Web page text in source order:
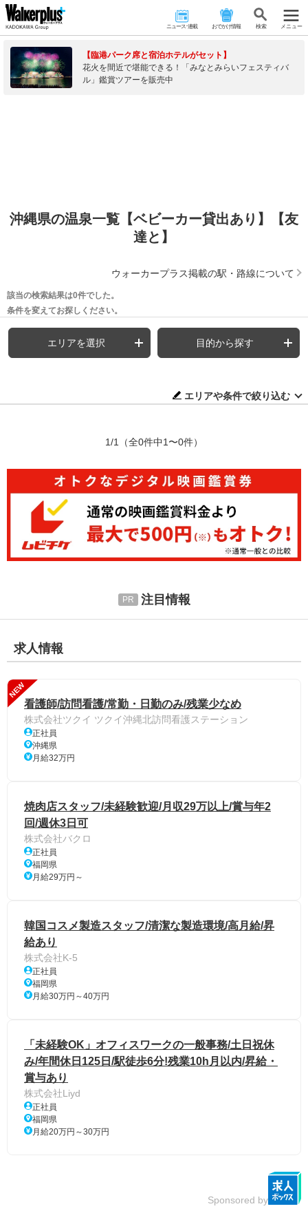
ニュース･連載 おでかけ情報 検 索 メニュー
【臨港パーク席と宿泊ホテルがセット】
花火を間近で堪能できる！「みなとみらいフェスティバ
ル」鑑賞ツアーを販売中
沖縄県の温泉一覧【ベビーカー貸出あり】【友
達と】
ウォーカープラス掲載の駅・路線について
該当の検索結果は0件でした。
条件を変えてお探しください。
エリアを選択 目的から探す
エリアや条件で絞り込む
1/1 （全0件中1〜0件）
注目情報
求人情報
NEW
看護師/訪問看護/常勤・日勤のみ/残業少なめ
株式会社ツクイ ツクイ沖縄北訪問看護ステーション
正社員
沖縄県
月給32万円
焼肉店スタッフ/未経験歓迎/月収29万以上/賞与年2
回/週休3日可
株式会社バクロ
正社員
福岡県
月給29万円～
韓国コスメ製造スタッフ/清潔な製造環境/高月給/昇
給あり
株式会社K-5
正社員
福岡県
月給30万円～40万円
「未経験OK」オフィスワークの一般事務/土日祝休
み/年間休日125日/駅徒歩6分!残業10h月以内/昇給・
賞与あり
株式会社Liyd
正社員
福岡県
月給20万円～30万円
Sponsored by